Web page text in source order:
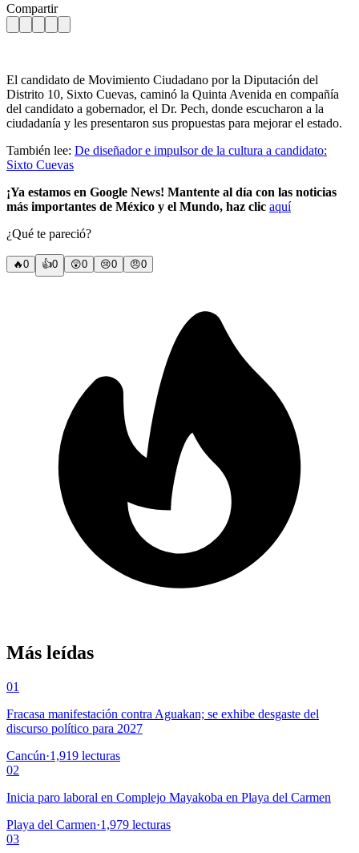
Compartir
El candidato de Movimiento Ciudadano por la Diputación del
Distrito 10, Sixto Cuevas, caminó la Quinta Avenida en compañía
del candidato a gobernador, el Dr. Pech, donde escucharon a la
ciudadanía y les presentaron sus propuestas para mejorar el estado.
También lee: De diseñador e impulsor de la cultura a candidato:
Sixto Cuevas
¡Ya estamos en Google News! Mantente al día con las noticias
más importantes de México y el Mundo, haz clic aquí
¿Qué te pareció?
🔥0 👍0 😲0 😢0 😠0
Más leídas
01
Fracasa manifestación contra Aguakan; se exhibe desgaste del
discurso político para 2027
Cancún·1,919 lecturas
02
Inicia paro laboral en Complejo Mayakoba en Playa del Carmen
Playa del Carmen·1,979 lecturas
03